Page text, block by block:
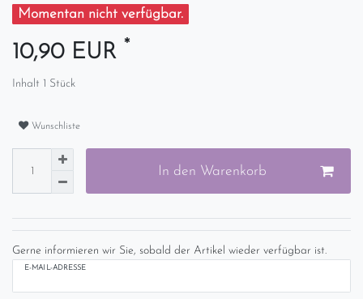
Momentan nicht verfügbar.
10,90 EUR *
Inhalt 1 Stück
Wunschliste
In den Warenkorb
Gerne informieren wir Sie, sobald der Artikel wieder verfügbar ist.
E-MAIL-ADRESSE